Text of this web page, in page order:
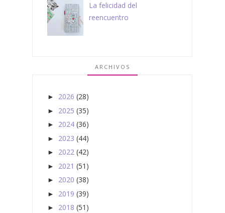
La felicidad del
reencuentro
ARCHIVOS
► 2026 (28)
► 2025 (35)
► 2024 (36)
► 2023 (44)
► 2022 (42)
► 2021 (51)
► 2020 (38)
► 2019 (39)
► 2018 (51)